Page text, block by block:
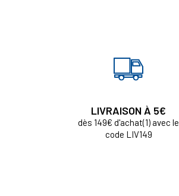
LIVRAISON À 5€
dès 149€ d'achat(1) avec le
code LIV149